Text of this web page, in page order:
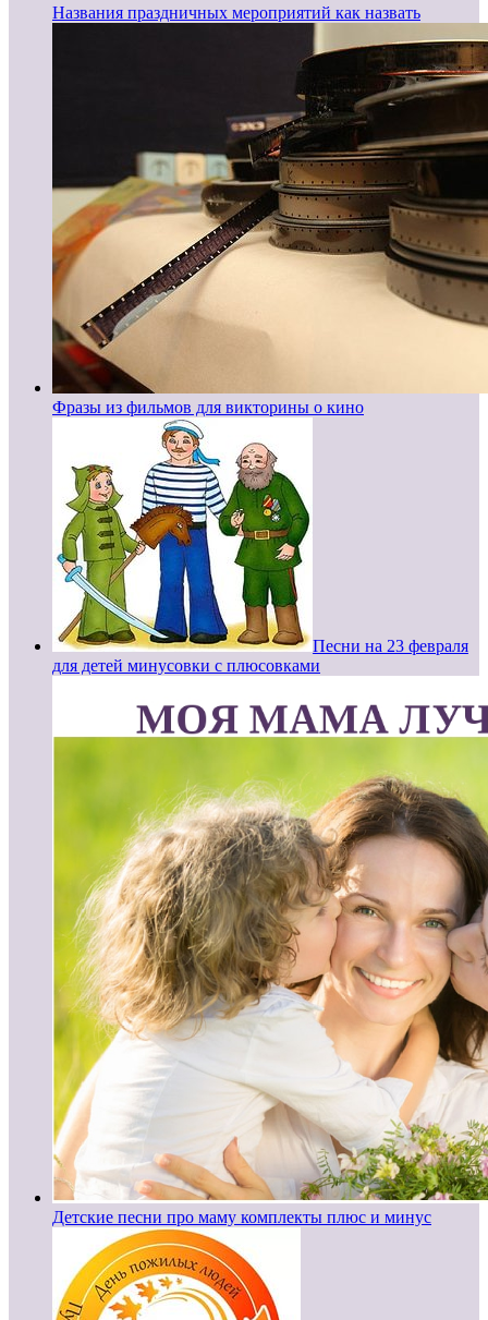
Названия праздничных мероприятий как назвать
Фразы из фильмов для викторины о кино
Песни на 23 февраля
для детей минусовки с плюсовками
Детские песни про маму комплекты плюс и минус